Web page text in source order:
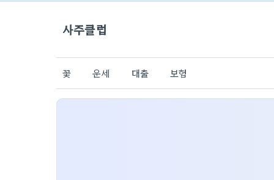
사주클럽
꽃 운세 대출 보험